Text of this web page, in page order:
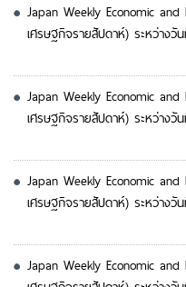
Japan Weekly Economic
เศรษฐกิจรายสัปดาห์) ระหว่าง
Japan Weekly Economic
เศรษฐกิจรายสัปดาห์) ระหว่าง
Japan Weekly Economic
เศรษฐกิจรายสัปดาห์) ระหว่า
Japan Weekly Economic